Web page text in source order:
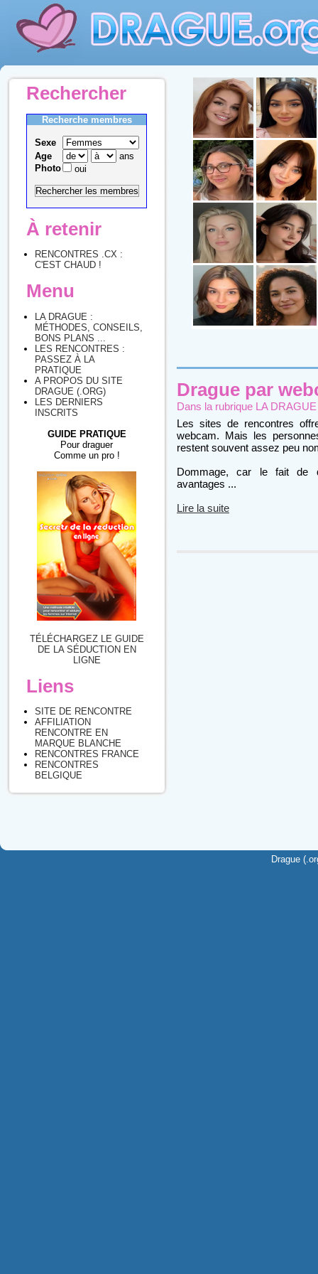
Rechercher
Recherche membres
Sexe
Age
ans
Photo
oui
À retenir
RENCONTRES .CX :
C'EST CHAUD !
Menu
LA DRAGUE :
MÉTHODES, CONSEILS,
BONS PLANS ...
LES RENCONTRES :
PASSEZ À LA
PRATIQUE
A PROPOS DU SITE
DRAGUE (.ORG)
LES DERNIERS
INSCRITS
GUIDE PRATIQUE
Pour draguer
Comme un pro !
TÉLÉCHARGEZ LE GUIDE
DE LA SÉDUCTION EN
LIGNE
Liens
SITE DE RENCONTRE
AFFILIATION
RENCONTRE EN
MARQUE BLANCHE
RENCONTRES FRANCE
RENCONTRES
BELGIQUE
Drague par
Dans la rubrique LA
Les sites de rencontres
webcam. Mais les
restent souvent assez peu
Dommage, car le fait de
avantages ...
Lire la suite
Drague